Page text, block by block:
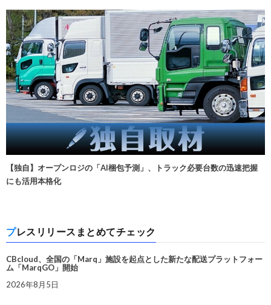
【独自】オープンロジの「AI梱包予測」、トラック必要台数の迅速把握
にも活用本格化
プレスリリースまとめてチェック
CBcloud、全国の「Marq」施設を起点とした新たな配送プラットフォー
ム「MarqGO」開始
2026年8月5日